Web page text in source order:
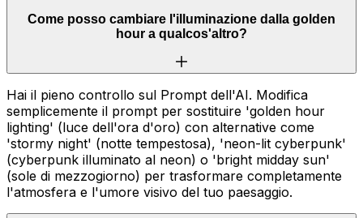
Come posso cambiare l'illuminazione dalla golden
hour a qualcos'altro?
Hai il pieno controllo sul Prompt dell'AI. Modifica
semplicemente il prompt per sostituire 'golden hour
lighting' (luce dell'ora d'oro) con alternative come
'stormy night' (notte tempestosa), 'neon-lit cyberpunk'
(cyberpunk illuminato al neon) o 'bright midday sun'
(sole di mezzogiorno) per trasformare completamente
l'atmosfera e l'umore visivo del tuo paesaggio.